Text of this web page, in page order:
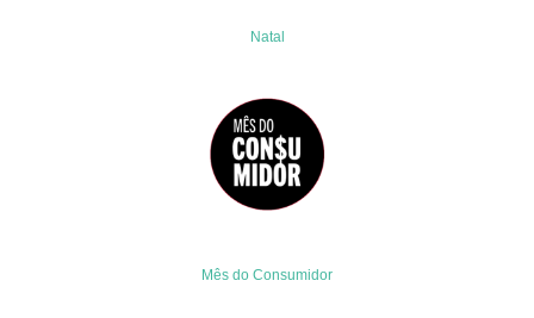
Natal
Mês do Consumidor